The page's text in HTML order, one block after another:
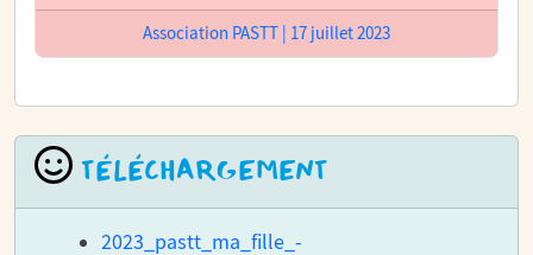
Association PASTT | 17 juillet 2023
TÉLÉCHARGEMENT
2023_pastt_ma_fille_-